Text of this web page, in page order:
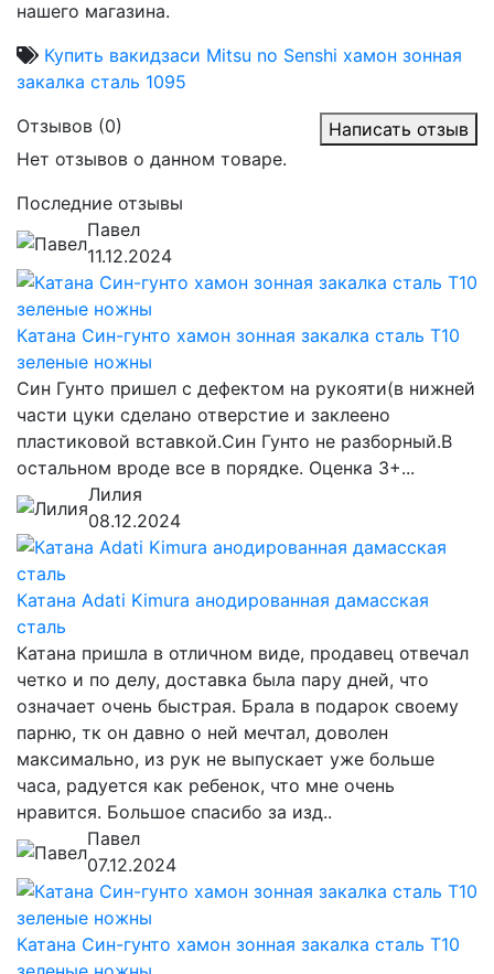
нашего магазина.
Купить вакидзаси Mitsu no Senshi хамон зонная
закалка сталь 1095
Отзывов (0)
Написать отзыв
Нет отзывов о данном товаре.
Последние отзывы
Павел
11.12.2024
Катана Син-гунто хамон зонная закалка сталь T10
зеленые ножны
Син Гунто пришел с дефектом на рукояти(в нижней
части цуки сделано отверстие и заклеено
пластиковой вставкой.Син Гунто не разборный.В
остальном вроде все в порядке. Оценка 3+...
Лилия
08.12.2024
Катана Adati Kimura анодированная дамасская
сталь
Катана пришла в отличном виде, продавец отвечал
четко и по делу, доставка была пару дней, что
означает очень быстрая. Брала в подарок своему
парню, тк он давно о ней мечтал, доволен
максимально, из рук не выпускает уже больше
часа, радуется как ребенок, что мне очень
нравится. Большое спасибо за изд..
Павел
07.12.2024
Катана Син-гунто хамон зонная закалка сталь T10